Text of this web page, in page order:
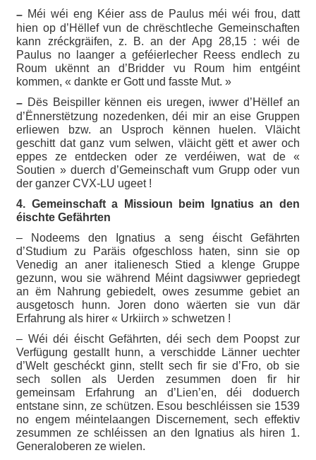
– Méi wéi eng Kéier ass de Paulus méi wéi frou, datt
hien op d’Hëllef vun de chrëschtleche Gemeinschaften
kann zréckgräifen, z. B. an der Apg 28,15 : wéi de
Paulus no laanger a geféierlecher Reess endlech zu
Roum ukënnt an d’Bridder vu Roum him entgéint
kommen, « dankte er Gott und fasste Mut. »
– Dës Beispiller kënnen eis uregen, iwwer d’Hëllef an
d’Ënnerstëtzung nozedenken, déi mir an eise Gruppen
erliewen bzw. an Usproch kënnen huelen. Vläicht
geschitt dat ganz vum selwen, vläicht gëtt et awer och
eppes ze entdecken oder ze verdéiwen, wat de «
Soutien » duerch d’Gemeinschaft vum Grupp oder vun
der ganzer CVX-LU ugeet !
4. Gemeinschaft a Missioun beim Ignatius an den
éischte Gefährten
– Nodeems den Ignatius a seng éischt Gefährten
d’Studium zu Paräis ofgeschloss haten, sinn sie op
Venedig an aner italienesch Stied a klenge Gruppe
gezunn, wou sie während Méint dagsiwwer gepriedegt
an ëm Nahrung gebiedelt, owes zesumme gebiet an
ausgetosch hunn. Joren dono wäerten sie vun där
Erfahrung als hirer « Urkiirch » schwetzen !
– Wéi déi éischt Gefährten, déi sech dem Poopst zur
Verfügung gestallt hunn, a verschidde Länner uechter
d’Welt geschéckt ginn, stellt sech fir sie d’Fro, ob sie
sech sollen als Uerden zesummen doen fir hir
gemeinsam Erfahrung an d’Lien’en, déi doduerch
entstane sinn, ze schützen. Esou beschléissen sie 1539
no engem méintelaangen Discernement, sech effektiv
zesummen ze schléissen an den Ignatius als hiren 1.
Generaloberen ze wielen.